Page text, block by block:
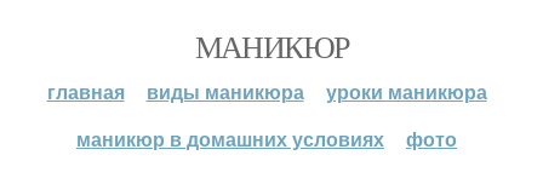
МАНИКЮР
главная виды маникюра
уроки маникюра
маникюр в домашних условиях
фото